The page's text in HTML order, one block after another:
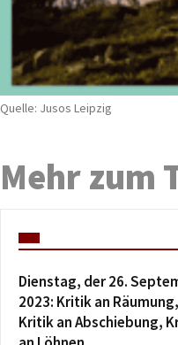
Quelle: Jusos Leipzig
Mehr zum
Dienstag, der 26.
2023: Kritik an Räumung,
Kritik an Abschiebung,